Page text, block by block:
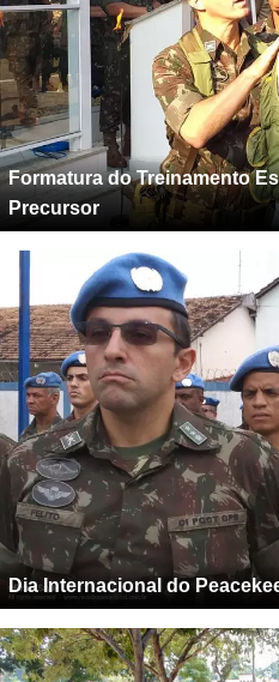
Formatura do Treinamento
Precursor
Dia Internacional do